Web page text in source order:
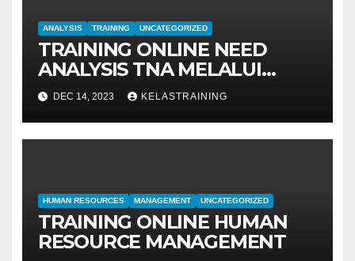
ANALYSIS TRAINING UNCATEGORIZED
TRAINING ONLINE NEED
ANALYSIS TNA MELALUI
METODE IDENTIFIKASI DAN
EVALUASI
DEC 14, 2023 KELASTRAINING
HUMAN RESOURCES MANAGEMENT UNCATEGORIZED
TRAINING ONLINE HUMAN
RESOURCE MANAGEMENT